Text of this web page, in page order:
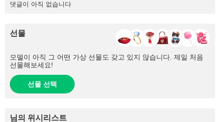
댓글이 아직 없습니다
선물
모델이 아직 그 어떤 가상 선물도 갖고 있지 않습니다. 제일 처음
선물해보세요!
선물 선택
님의 위시리스트